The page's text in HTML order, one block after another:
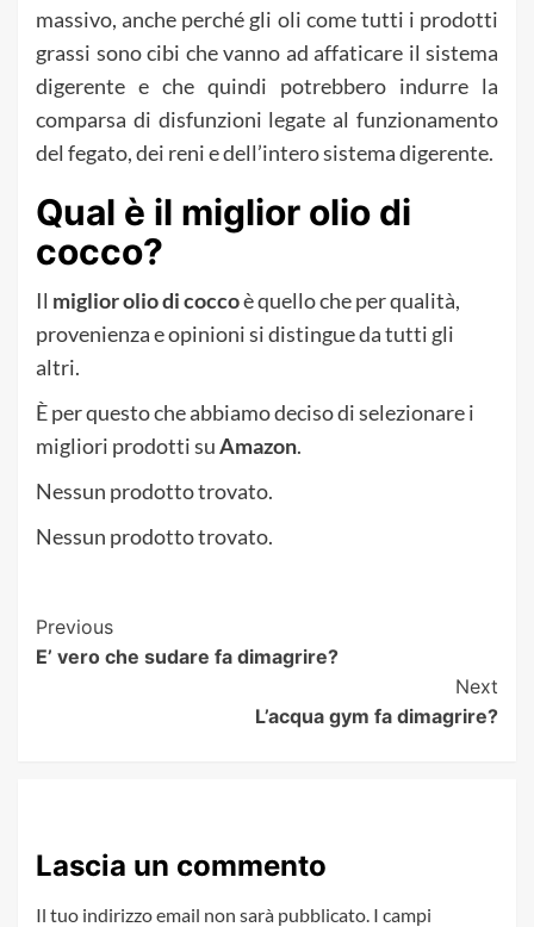
massivo, anche perché gli oli come tutti i prodotti
grassi sono cibi che vanno ad affaticare il sistema
digerente e che quindi potrebbero indurre la
comparsa di disfunzioni legate al funzionamento
del fegato, dei reni e dell’intero sistema digerente.
Qual è il miglior olio di
cocco?
Il miglior olio di coccoè quello che per qualità,
provenienza e opinioni si distingue da tutti gli
altri.
È per questo che abbiamo deciso di selezionare i
migliori prodotti suAmazon.
Nessun prodotto trovato.
Nessun prodotto trovato.
Post
Navigation
Previous
E’ vero che sudare fa dimagrire?
Next
L’acqua gym fa dimagrire?
Lascia un commento
Il tuo indirizzo email non sarà pubblicato. I campi